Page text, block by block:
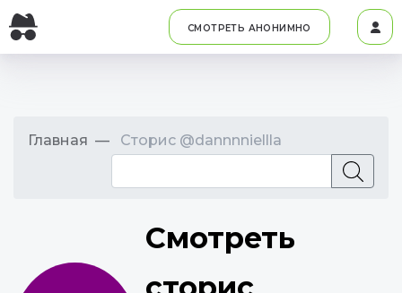
СМОТРЕТЬ АНОНИМНО
Главная Сторис @dannnniellla
Смотреть